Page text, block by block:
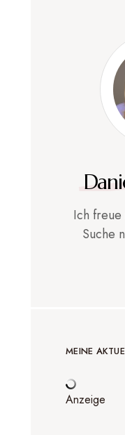
Ich
Suche
MEINE
Anzeige